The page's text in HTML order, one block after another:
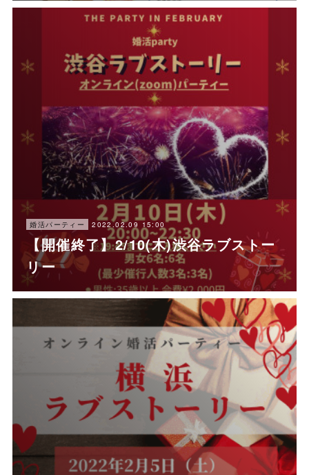
婚活パーティー 2022.02.09 15:00
【開催終了】2/10(木)渋谷ラブストー
リー